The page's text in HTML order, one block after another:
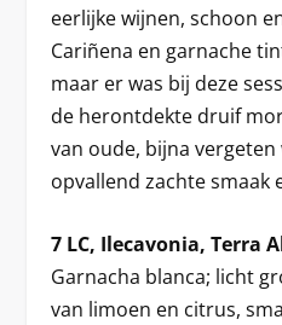
eerlijke wijnen, schoon
Cariñena en garnache
maar er was bij deze
de herontdekte druif
van oude, bijna
opvallend zachte smaak
7 LC, Ilecavonia, Terra
Garnacha blanca; licht
van limoen en citrus,